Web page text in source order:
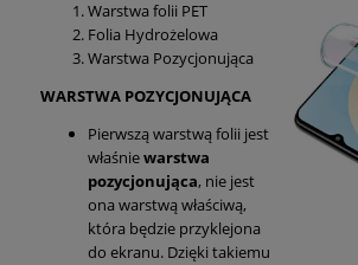
Warstwa folii PET
Folia Hydrożelowa
Warstwa Pozycjonująca
WARSTWA POZYCJONUJĄCA
Pierwszą warstwą folii jest
właśniewarstwa
pozycjonująca, nie jest
ona warstwą właściwą,
która będzie przyklejona
do ekranu. Dzięki takiemu